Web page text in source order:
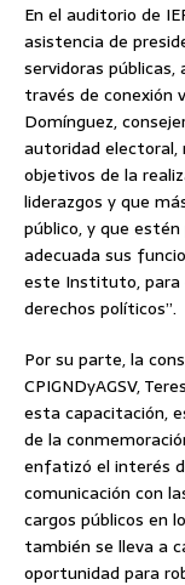
En el auditorio de
asistencia de
servidoras
través de conexión
Domínguez,
autoridad electoral,
objetivos de la
liderazgos y que
público, y que
adecuada sus
este Instituto, para
derechos políticos”.
Por su parte, la
CPIGNDyAGSV,
esta capacitación,
de la
enfatizó el interés
comunicación con
cargos públicos en
también se lleva a
oportunidad para